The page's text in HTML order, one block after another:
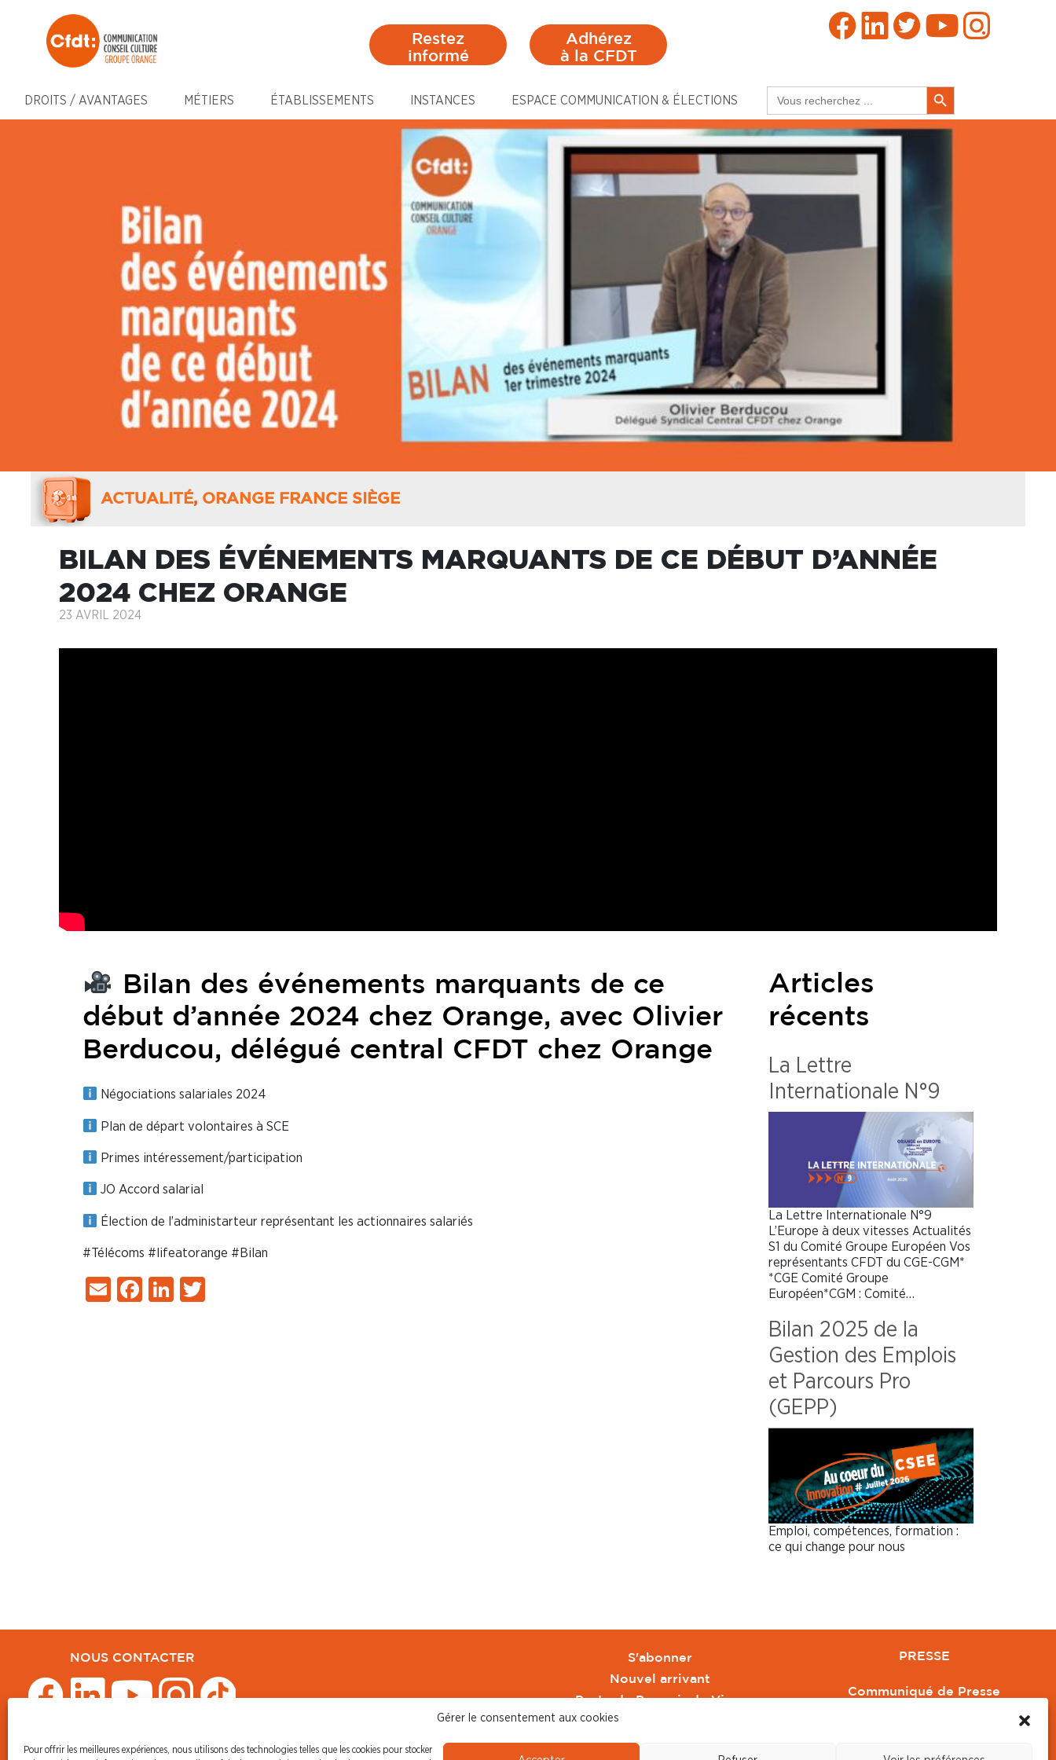
Gérer le consentement aux cookies
Pour offrir les meilleures expériences, nous utilisons des technologies telles que les cookies pour stocker
Restez
informé
Adhérez
à la CFDT
DROITS / AVANTAGES MÉTIERS ÉTABLISSEMENTS INSTANCES ESPACE COMMUNICATION & ÉLECTIONS
for:
Search Button
ACTUALITÉ, ORANGE FRANCE SIÈGE
BILAN DES ÉVÉNEMENTS MARQUANTS DE CE DÉBUT D’ANNÉE
2024 CHEZ ORANGE
23 AVRIL 2024
Bilan des événements marquants de ce
début d’année 2024 chez Orange, avec Olivier
Berducou, délégué central CFDT chez Orange
Négociations salariales 2024
Plan de départ volontaires à SCE
Primes intéressement/participation
JO Accord salarial
Élection de l’administarteur représentant les actionnaires salariés
#Télécoms #lifeatorange #Bilan
EmailFacebook
LinkedIn
Articles
récents
La Lettre
Internationale N°9
La Lettre Internationale N°9
L’Europe à deux vitesses Actualités
S1 du Comité Groupe Européen Vos
représentants CFDT du CGE-CGM*
*CGE Comité Groupe
Européen*CGM : Comité…
Bilan 2025 de la
Gestion des Emplois
et Parcours Pro
(GEPP)
Emploi, compétences, formation :
ce qui change pour nous
NOUS CONTACTER
© CFDT Orange
S'abonner
Nouvel arrivant
Pacte de Pouvoir de Vivre
Toute l'actu CFDT Orange
PRESSE
Communiqué de Presse